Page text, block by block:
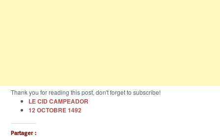
Thank you for reading this post, don't forget to subscribe!
LE CID CAMPEADOR
12 OCTOBRE 1492
Partager :